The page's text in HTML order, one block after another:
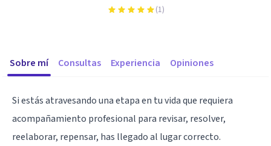
(1)
Sobre mí Consultas Experiencia Opiniones
Si estás atravesando una etapa en tu vida que requiera
acompañamiento profesional para revisar, resolver,
reelaborar, repensar, has llegado al lugar correcto.